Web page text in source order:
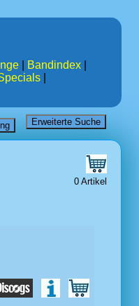
Bandindex
0 Artikel